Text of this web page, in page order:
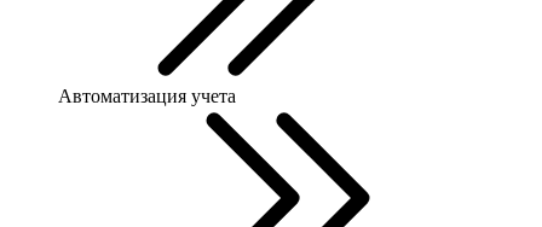
Автоматизация учета